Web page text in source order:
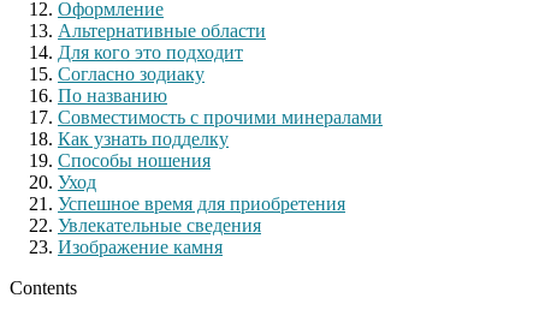
Оформление
Альтернативные области
Для кого это подходит
Согласно зодиаку
По названию
Совместимость с прочими минералами
Как узнать подделку
Способы ношения
Уход
Успешное время для приобретения
Увлекательные сведения
Изображение камня
Contents